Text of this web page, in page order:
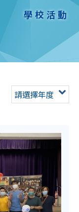
學校活動
請選擇年度